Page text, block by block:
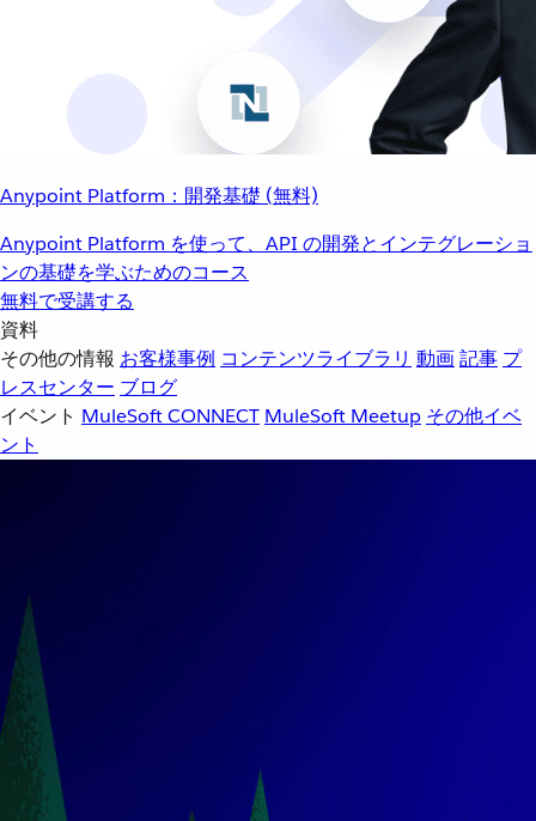
Anypoint Platform：開発基礎 (無料)
Anypoint Platform を使って、API の開発とインテグレーショ
ンの基礎を学ぶためのコース
無料で受講する
資料
その他の情報 お客様事例 コンテンツライブラリ 動画記事 プ
レスセンター ブログ
イベント MuleSoft CONNECT MuleSoft Meetup その他イベ
ント